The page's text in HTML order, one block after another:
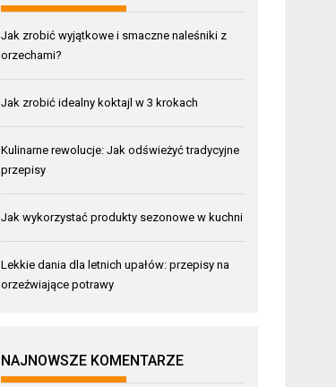
Jak zrobić wyjątkowe i smaczne naleśniki z
orzechami?
Jak zrobić idealny koktajl w 3 krokach
Kulinarne rewolucje: Jak odświeżyć tradycyjne
przepisy
Jak wykorzystać produkty sezonowe w kuchni
Lekkie dania dla letnich upałów: przepisy na
orzeźwiające potrawy
NAJNOWSZE KOMENTARZE